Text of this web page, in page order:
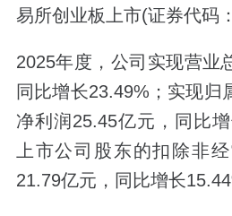
易所创业板上市(证券代码
2025年度，公司实现营业
同比增长23.49%；实现归
净利润25.45亿元，同比
上市公司股东的扣除非
21.79亿元，同比增长